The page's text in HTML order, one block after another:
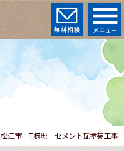
松江市 T様邸 セメント瓦塗装工事